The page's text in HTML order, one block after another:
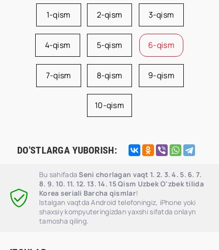
1-qism 2-qism 3-qism
4-qism 5-qism 6-qism
7-qism 8-qism 9-qism
10-qism
DO'STLARGA YUBORISH:
Bu sahifadaSeni chorlagan vaqt 1. 2. 3. 4. 5. 6. 7.
8. 9. 10. 11. 12. 13. 14. 15 Qism Uzbek O'zbek tilida
Korea seriali Barcha qismlar!
Istalgan vaqtda Android telefoningiz, iPhone yoki
shaxsiy kompyuteringizdan yaxshi sifatda onlayn
tamosha qiling.